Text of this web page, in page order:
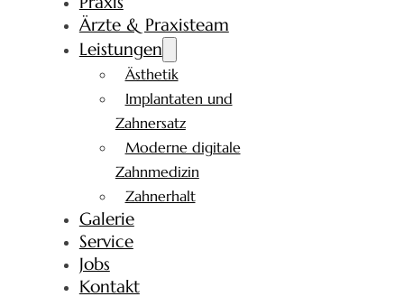
Ärzte & Praxisteam
Leistungen
Ästhetik
Implantaten und
Zahnersatz
Moderne digitale
Zahnmedizin
Zahnerhalt
Galerie
Service
Jobs
Kontakt